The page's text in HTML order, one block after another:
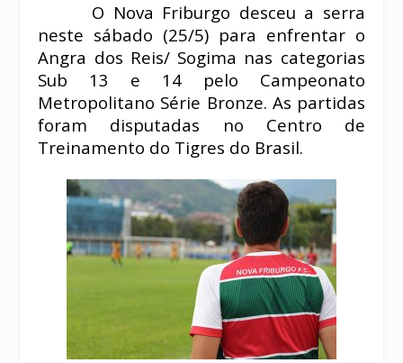
O Nova Friburgo desceu a serra
neste sábado (25/5) para enfrentar o
Angra dos Reis/ Sogima nas categorias
Sub 13 e 14 pelo Campeonato
Metropolitano Série Bronze. As partidas
foram disputadas no Centro de
Treinamento do Tigres do Brasil.